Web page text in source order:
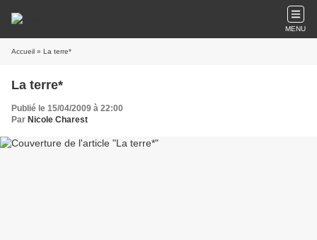
MENU
Accueil » La terre*
La terre*
Publié le 15/04/2009 à 22:00
Par Nicole Charest